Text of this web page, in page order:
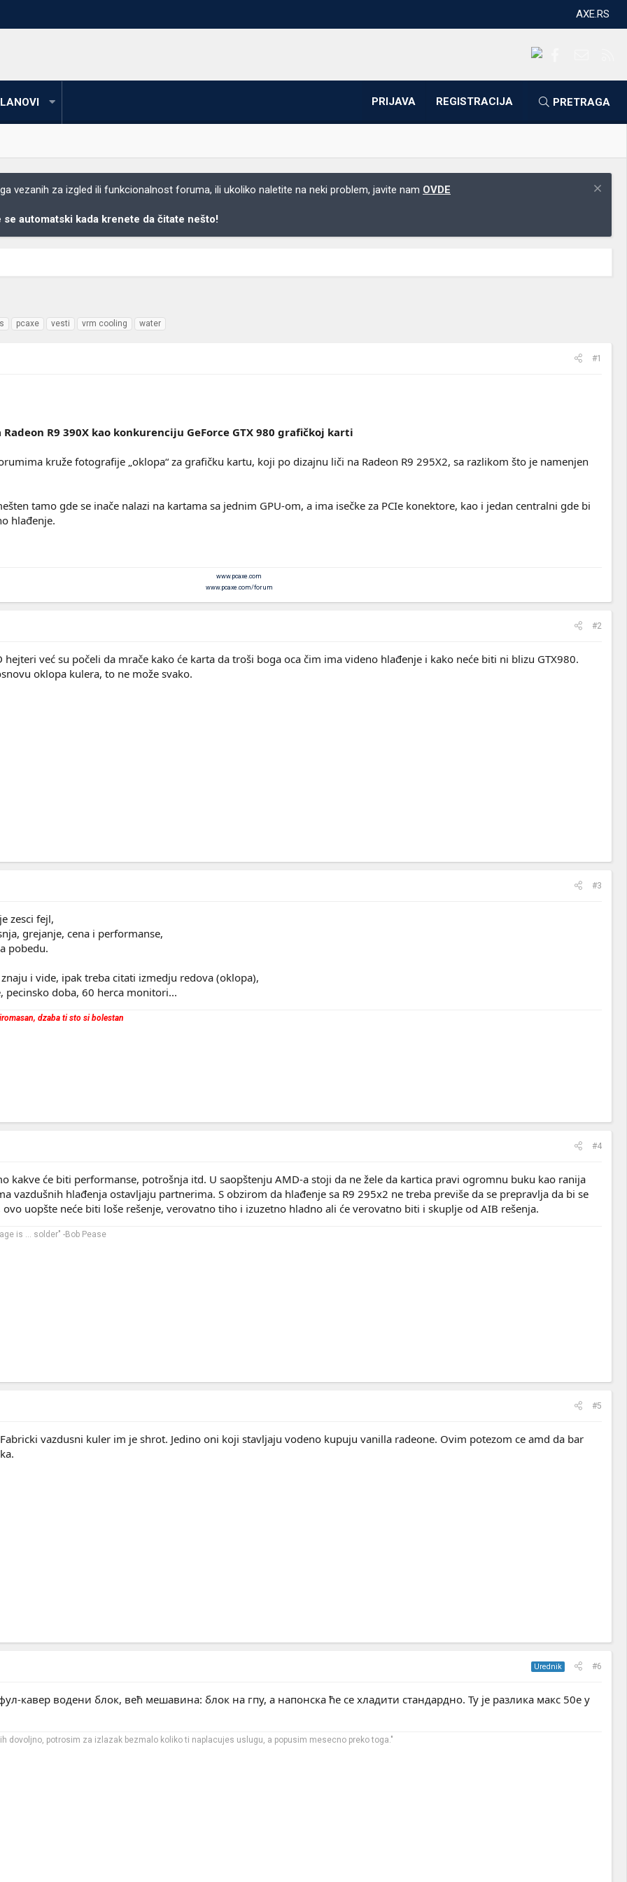
AXE.RS
PRIJAVA REGISTRACIJA PRETRAGA
vezanih za izgled ili funkcionalnost foruma, ili ukoliko naletite na neki problem, javite nam OVDE
se automatski kada krenete da čitate nešto!
pcaxe vesti vrm cooling water
#1
R9 390X kao konkurenciju GeForce GTX 980 grafičkoj karti
kruže fotografije „oklopa“ za grafičku kartu, koji po dizajnu liči na Radeon R9 295X2, sa razlikom što je namenjen
tamo gde se inače nalazi na kartama sa jednim GPU-om, a ima isečke za PCIe konektore, kao i jedan centralni gde bi
hlađenje.
www.pcaxe.com
www.pcaxe.com/forum
#2
hejteri već su počeli da mrače kako će karta da troši boga oca čim ima videno hlađenje i kako neće biti ni blizu GTX980.
oklopa kulera, to ne može svako.
#3
zesci fejl,
grejanje, cena i performanse,
pobedu.
i vide, ipak treba citati izmedju redova (oklopa),
pecinsko doba, 60 herca monitori...
dzaba ti sto si bolestan
#4
kakve će biti performanse, potrošnja itd. U saopštenju AMD-a stoji da ne žele da kartica pravi ogromnu buku kao ranija
vazdušnih hlađenja ostavljaju partnerima. S obzirom da hlađenje sa R9 295x2 ne treba previše da se prepravlja da bi se
uopšte neće biti loše rešenje, verovatno tiho i izuzetno hladno ali će verovatno biti i skuplje od AIB rešenja.
is ... solder" -Bob Pease
#5
vazdusni kuler im je shrot. Jedino oni koji stavljaju vodeno kupuju vanilla radeone. Ovim potezom ce amd da bar
Urednik #6
кавер водени блок, већ мешавина: блок на гпу, а напонска ће се хладити стандардно. Ту је разлика макс 50е у
dovoljno, potrosim za izlazak bezmalo koliko ti naplacujes uslugu, a popusim mesecno preko toga."